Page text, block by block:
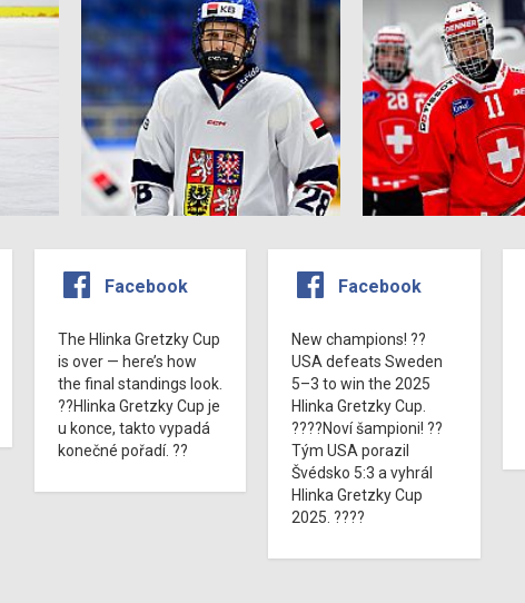
Facebook
The Hlinka Gretzky Cup
is over — here’s how
the final standings look.
??Hlinka Gretzky Cup je
u konce, takto vypadá
konečné pořadí. ??
Facebook
New champions! ??
USA defeats Sweden
5–3 to win the 2025
Hlinka Gretzky Cup.
????Noví šampioni! ??
Tým USA porazil
Švédsko 5:3 a vyhrál
Hlinka Gretzky Cup
2025. ????